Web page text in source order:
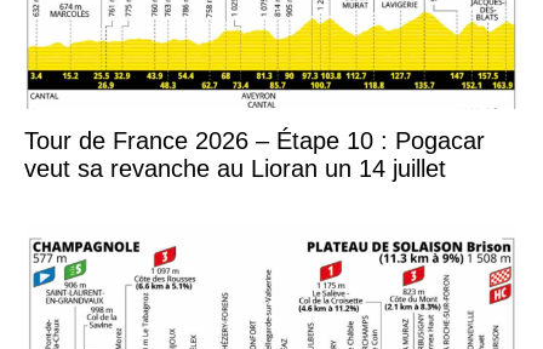
Tour de France 2026 – Étape 10 : Pogacar
veut sa revanche au Lioran un 14 juillet